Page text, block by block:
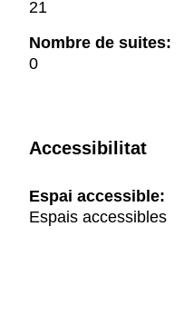
21
Nombre de suites:
0
Accessibilitat
Espai accessible:
Espais accessibles